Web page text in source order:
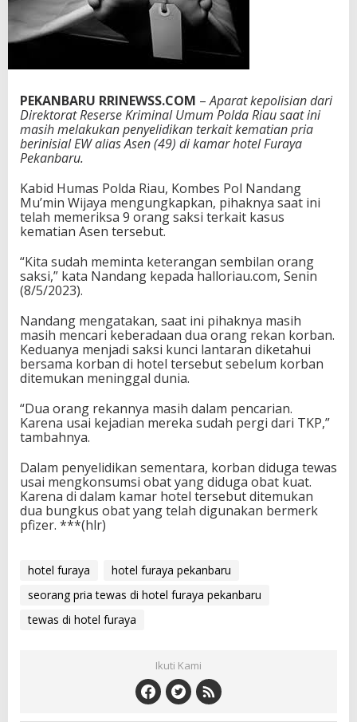
a
t
e
m
a
t
n
P
r
i
d
i
H
t
e
l
F
u
r
y
a
PEKANBARU RRINEWSS.COM –Aparat kepolisian dari
Direktorat Reserse Kriminal Umum Polda Riau saat ini
masih melakukan penyelidikan terkait kematian pria
berinisial EW alias Asen (49) di kamar hotel Furaya
Pekanbaru.
Kabid Humas Polda Riau, Kombes Pol Nandang
Mu’min Wijaya mengungkapkan, pihaknya saat ini
telah memeriksa 9 orang saksi terkait kasus
kematian Asen tersebut.
“Kita sudah meminta keterangan sembilan orang
saksi,” kata Nandang kepada halloriau.com, Senin
(8/5/2023).
Nandang mengatakan, saat ini pihaknya masih
masih mencari keberadaan dua orang rekan korban.
Keduanya menjadi saksi kunci lantaran diketahui
bersama korban di hotel tersebut sebelum korban
ditemukan meninggal dunia.
“Dua orang rekannya masih dalam pencarian.
Karena usai kejadian mereka sudah pergi dari TKP,”
tambahnya.
Dalam penyelidikan sementara, korban diduga tewas
usai mengkonsumsi obat yang diduga obat kuat.
Karena di dalam kamar hotel tersebut ditemukan
dua bungkus obat yang telah digunakan bermerk
pfizer. ***(hlr)
hotel furaya
hotel furaya pekanbaru
seorang pria tewas di hotel furaya pekanbaru
tewas di hotel furaya
Ikuti Kami